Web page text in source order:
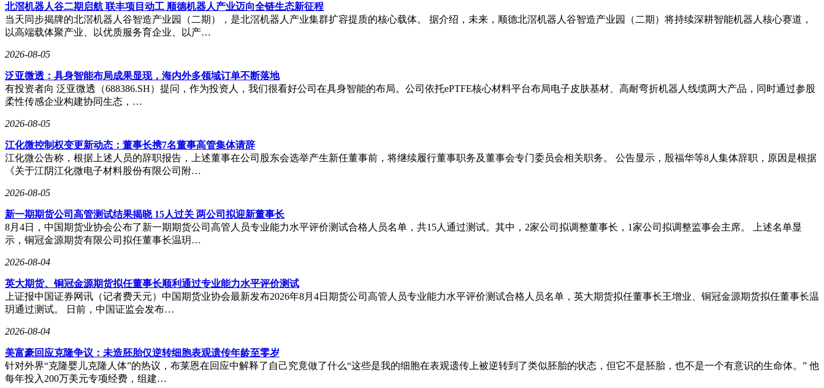
北滘机器人谷二期启航 联丰项目动工 顺德机器人产业迈向全链生态新征程
当天同步揭牌的北滘机器人谷智造产业园（二期），是北滘机器人产业集群扩容提质的核心载体。 据介绍，未来，顺德北滘机器人谷智造产业园（二期）将持续深耕智能机器人核心赛道，
以高端载体聚产业、以优质服务育企业、以产…
2026-08-05
泛亚微透：具身智能布局成果显现，海内外多领域订单不断落地
有投资者向 泛亚微透（688386.SH）提问，作为投资人，我们很看好公司在具身智能的布局。公司依托ePTFE核心材料平台布局电子皮肤基材、高耐弯折机器人线缆两大产品，同时通过参股
柔性传感企业构建协同生态，…
2026-08-05
江化微控制权变更新动态：董事长携7名董事高管集体请辞
江化微公告称，根据上述人员的辞职报告，上述董事在公司股东会选举产生新任董事前，将继续履行董事职务及董事会专门委员会相关职务。 公告显示，殷福华等8人集体辞职，原因是根据
《关于江阴江化微电子材料股份有限公司附…
2026-08-05
新一期期货公司高管测试结果揭晓 15人过关 两公司拟迎新董事长
8月4日，中国期货业协会公布了新一期期货公司高管人员专业能力水平评价测试合格人员名单，共15人通过测试。其中，2家公司拟调整董事长，1家公司拟调整监事会主席。 上述名单显
示，铜冠金源期货有限公司拟任董事长温玥…
2026-08-04
英大期货、铜冠金源期货拟任董事长顺利通过专业能力水平评价测试
上证报中国证券网讯（记者费天元）中国期货业协会最新发布2026年8月4日期货公司高管人员专业能力水平评价测试合格人员名单，英大期货拟任董事长王增业、铜冠金源期货拟任董事长温
玥通过测试。 日前，中国证监会发布…
2026-08-04
美富豪回应克隆争议：未造胚胎仅逆转细胞表观遗传年龄至零岁
针对外界“克隆婴儿克隆人体”的热议，布莱恩在回应中解释了自己究竟做了什么“这些是我的细胞在表观遗传上被逆转到了类似胚胎的状态，但它不是胚胎，也不是一个有意识的生命体。” 他
每年投入200万美元专项经费，组建…